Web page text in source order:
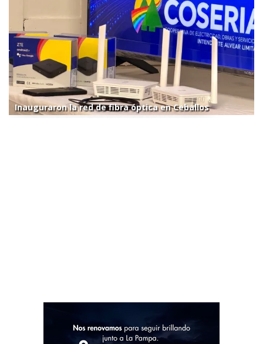
Inauguraron la red de fibra óptica en Ceballos